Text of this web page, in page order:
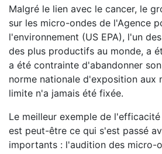
Malgré le lien avec le cancer, le
sur les micro-ondes de l'Agence
l'environnement (US EPA), l'un
des plus productifs au monde, a
a été contrainte d'abandonner
norme nationale d'exposition aux
limite n'a jamais été fixée.
Le meilleur exemple de
est peut-être ce qui s'est passé
importants : l'audition des micro-